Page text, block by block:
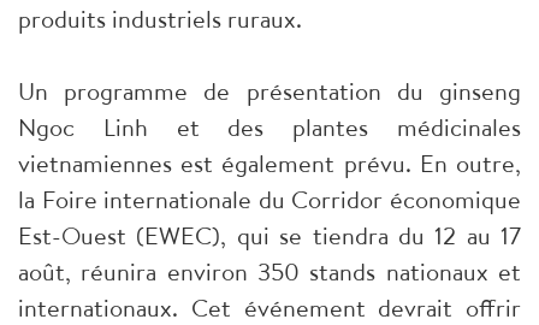
produits industriels ruraux.
Un programme de présentation du ginseng
Ngoc Linh et des plantes médicinales
vietnamiennes est également prévu. En outre,
la Foire internationale du Corridor économique
Est-Ouest (EWEC), qui se tiendra du 12 au 17
août, réunira environ 350 stands nationaux et
internationaux. Cet événement devrait offrir